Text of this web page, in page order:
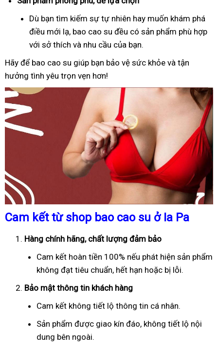
Dù bạn tìm kiếm sự tự nhiên hay muốn khám phá
điều mới lạ, bao cao su đều có sản phẩm phù hợp
với sở thích và nhu cầu của bạn.
Hãy để bao cao su giúp bạn bảo vệ sức khỏe và tận
hưởng tình yêu trọn vẹn hơn!
Cam kết từ shop bao cao su ở Ia Pa
Hàng chính hãng, chất lượng đảm bảo
Cam kết hoàn tiền 100% nếu phát hiện sản phẩm
không đạt tiêu chuẩn, hết hạn hoặc bị lỗi.
Bảo mật thông tin khách hàng
Cam kết không tiết lộ thông tin cá nhân.
Sản phẩm được giao kín đáo, không tiết lộ nội
dung bên ngoài.